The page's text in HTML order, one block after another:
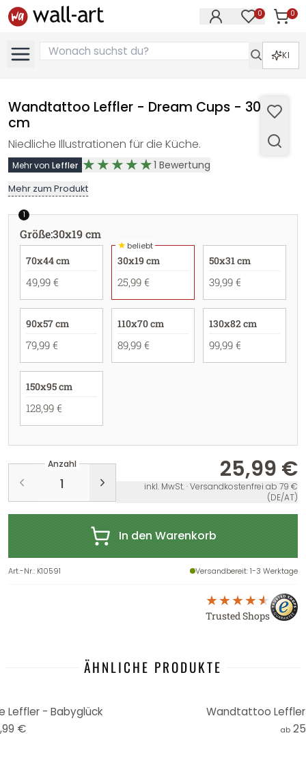
0 0
KI
Wandtattoo Leffler - Dream Cups - 30x19
cm
Niedliche Illustrationen für die Küche.
Mehr von Leffler 1 Bewertung
Mehr zum Produkt
1
Größe:30x19 cm
70x44 cm
49,99 €
★beliebt
30x19 cm
25,99 €
50x31 cm
39,99 €
90x57 cm
79,99 €
110x70 cm
89,99 €
130x82 cm
99,99 €
150x95 cm
128,99 €
Anzahl 25,99 €
inkl. MwSt. · Versandkostenfrei ab 79 €
(DE/AT)
In den Warenkorb
Art.-Nr.: K10591 Versandbereit: 1-3 Werktage
Trusted Shops
ÄHNLICHE PRODUKTE
Leffler - Babyglück
€
Wandtattoo
ab